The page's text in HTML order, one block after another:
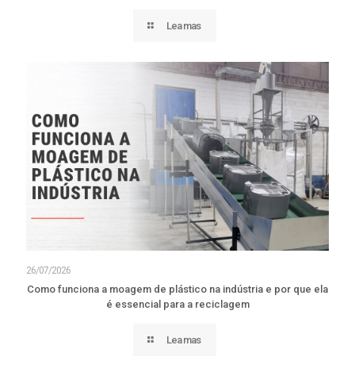
Lea mas
26/07/2026
Como funciona a moagem de plástico na indústria e por que ela
é essencial para a reciclagem
Lea mas